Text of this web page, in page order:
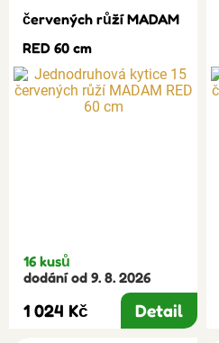
červených růží MADAM
RED 60 cm
16 kusů
dodání od 9. 8. 2026
1 024 Kč Detail